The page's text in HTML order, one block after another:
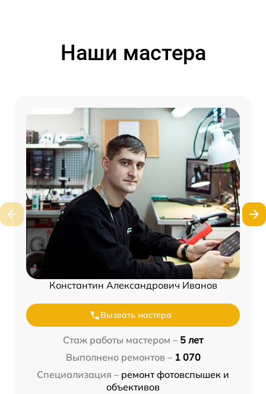
Наши мастера
Константин Александрович Иванов
Вызвать мастера
Стаж работы мастером – 5 лет
Выполнено ремонтов – 1 070
Специализация – ремонт фотовспышек и
объективов